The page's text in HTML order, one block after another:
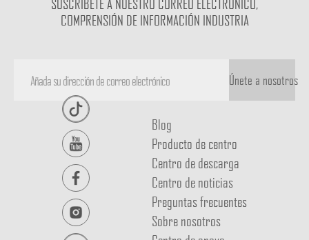
SUSCRÍBETE A NUESTRO CORREO ELECTRÓNICO,
COMPRENSIÓN DE INFORMACIÓN INDUSTRIA
Únete a nosotros
Blog
Producto de centro
Centro de descarga
Centro de noticias
Preguntas frecuentes
Sobre nosotros